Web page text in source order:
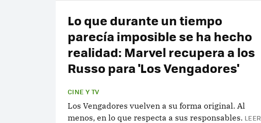
Lo que durante un tiempo
parecía imposible se ha hecho
realidad: Marvel recupera a los
Russo para 'Los Vengadores'
CINE Y TV
Los Vengadores vuelven a su forma original. Al
menos, en lo que respecta a sus responsables. LEER